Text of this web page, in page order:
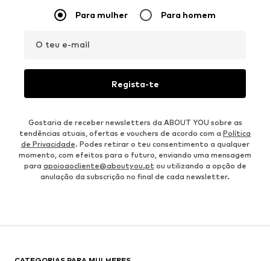
Para mulher Para homem
O teu e-mail
Regista-te
Gostaria de receber newsletters da ABOUT YOU sobre as
tendências atuais, ofertas e vouchers de acordo com a Política
de Privacidade. Podes retirar o teu consentimento a qualquer
momento, com efeitos para o futuro, enviando uma mensagem
para apoioaocliente@aboutyou.ptou utilizando a opção de
anulação da subscrição no final de cada newsletter.